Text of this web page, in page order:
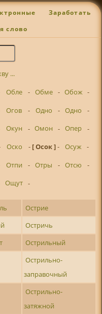
Заработать
слово
...
Обле - Обме - Обож -
Огов - Одно - Одно
-
Окун - Омон - Опер
-
Оско - [ Осок ]- Осуж -
Отпи - Отры - Отсю
-
Ощут -
Острие
Остричь
Острильный
Острильно-
заправочный
Острильно-
затяжной